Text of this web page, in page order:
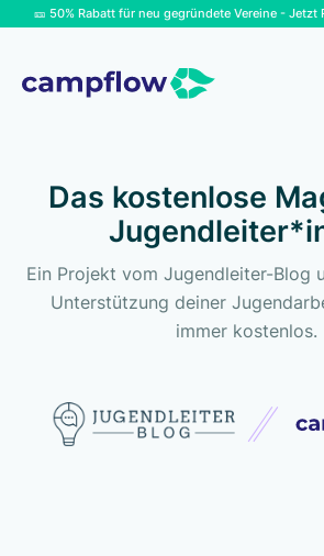
🎫 50% Rabatt für neu gegründete Vereine - Jetzt
Das kostenlose
Ein Projekt vom Jugendleiter-Blog
Unterstützung deiner
immer kostenlos.